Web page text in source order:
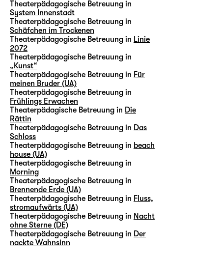
Theaterpädagogische Betreuung in
System Innenstadt
Theaterpädagogische Betreuung in
Schäfchen im Trockenen
Theaterpädagogische Betreuung in Linie
2072
Theaterpädagogische Betreuung in
„Kunst“
Theaterpädagogische Betreuung in Für
meinen Bruder (UA)
Theaterpädagogische Betreuung in
Frühlings Erwachen
Theaterpädagische Betreuung in Die
Rättin
Theaterpädagogische Betreuung in Das
Schloss
Theaterpädagogische Betreuung in beach
house (UA)
Theaterpädagogische Betreuung in
Morning
Theaterpädagogische Betreuung in
Brennende Erde (UA)
Theaterpädagogische Betreuung in Fluss,
stromaufwärts (UA)
Theaterpädagogische Betreuung in Nacht
ohne Sterne (DE)
Theaterpädagogische Betreuung in Der
nackte Wahnsinn